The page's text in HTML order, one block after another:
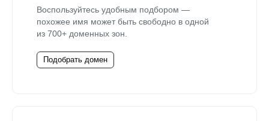
Воспользуйтесь удобным подбором —
похожее имя может быть свободно в одной
из 700+ доменных зон.
Подобрать домен